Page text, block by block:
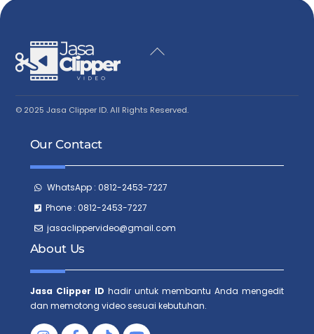
Back
© 2025 Jasa Clipper ID. All Rights Reserved.
Our Contact
WhatsApp : 0812-2453-7227
Phone : 0812-2453-7227
jasaclippervideo@gmail.com
About Us
Jasa Clipper ID hadir untuk membantu Anda mengedit
dan memotong video sesuai kebutuhan.
FacebookTiktok